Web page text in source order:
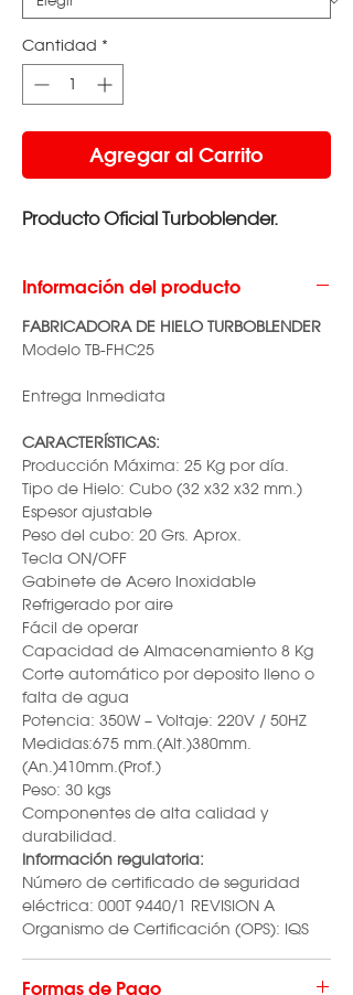
Cantidad *
Agregar al Carrito
Producto Oficial Turboblender.
Información del producto
FABRICADORA DE HIELO TURBOBLENDER
Modelo TB-FHC25
Entrega Inmediata
CARACTERÍSTICAS:
Producción Máxima: 25 Kg por día.
Tipo de Hielo: Cubo (32 x32 x32 mm.)
Espesor ajustable
Peso del cubo: 20 Grs. Aprox.
Tecla ON/OFF
Gabinete de Acero Inoxidable
Refrigerado por aire
Fácil de operar
Capacidad de Almacenamiento 8 Kg
Corte automático por deposito lleno o
falta de agua
Potencia: 350W – Voltaje: 220V / 50HZ
Medidas:675 mm.(Alt.)380mm.
(An.)410mm.(Prof.)
Peso: 30 kgs
Componentes de alta calidad y
durabilidad.
Información regulatoria:
Número de certificado de seguridad
eléctrica: 000T 9440/1 REVISION A
Organismo de Certificación (OPS): IQS
Formas de Pago